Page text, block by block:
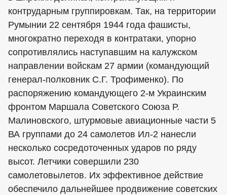
контрударным группировкам. Так, на территории
Румынии 22 сентября 1944 года фашисты,
многократно переходя в контратаки, упорно
сопротивлялись наступавшим на калужском
направлении войскам 27 армии (командующий
генерал-полковник С.Г. Трофименко). По
распоряжению командующего 2-м Украинским
фронтом Маршала Советского Союза Р.
Малиновского, штурмовые авиационные части 5
ВА группами до 24 самолетов Ил-2 нанесли
несколько сосредоточенных ударов по ряду
высот. Летчики совершили 230
самолетовылетов. Их эффективное действие
обеспечило дальнейшее продвижение советских